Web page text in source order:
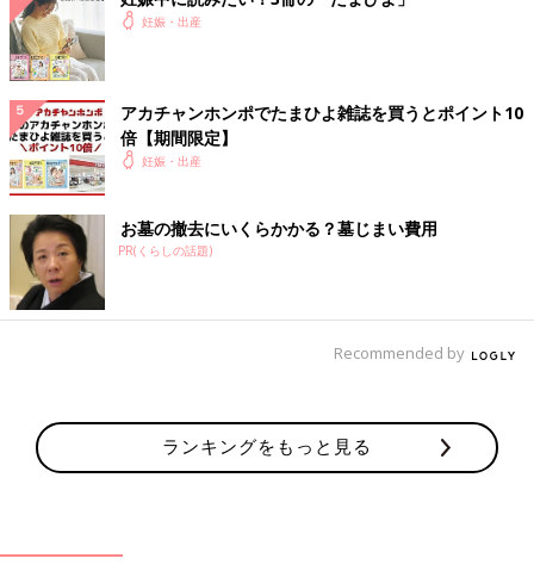
妊娠・出産
アカチャンホンポでたまひよ雑誌を買うとポイント10
倍【期間限定】
妊娠・出産
お墓の撤去にいくらかかる？墓じまい費用
PR(くらしの話題)
Recommended by
ランキングをもっと見る